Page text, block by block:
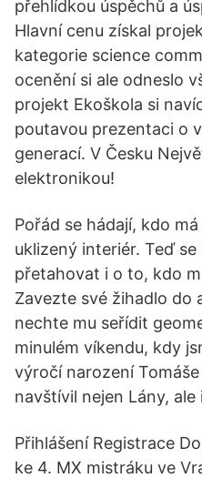
přehlídkou úspěchů a
Hlavní cenu získal
kategorie science
ocenění si ale odneslo
projekt Ekoškola si
poutavou prezentaci o
generací. V Česku
elektronikou!
Pořád se hádají, kdo
uklizený interiér. Teď
přetahovat i o to, kdo
Zavezte své žihadlo do
nechte mu seřídit
minulém víkendu, kdy
výročí narození
navštívil nejen Lány,
Přihlášení Registrace
ke 4. MX mistráku ve